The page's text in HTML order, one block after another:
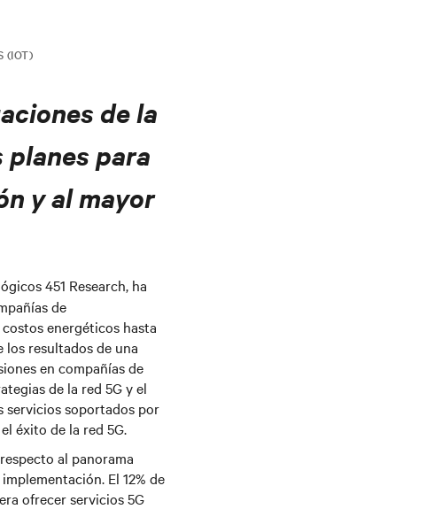
(IOT)
de la
para
y al mayor
451 Research, ha
de
energéticos hasta
los resultados de una
en compañías de
de la red 5G y el
servicios soportados por
éxito de la red 5G.
al panorama
El 12% de
ofrecer servicios 5G